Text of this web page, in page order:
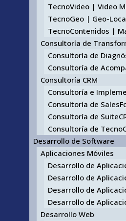
TecnoVideo | Video
TecnoGeo | Geo-
TecnoContenidos |
Consultoría de
Consultoría de
Consultoría de
Consultoría CRM
Consultoría e
Consultoría de
Consultoría de
Consultoría de
Desarrollo de Software
Aplicaciones Móviles
Desarrollo de
Desarrollo de
Desarrollo de
Desarrollo de
Desarrollo Web